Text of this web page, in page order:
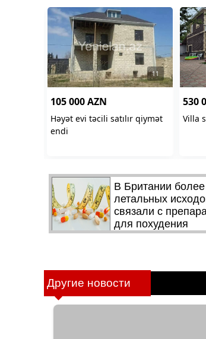
Другие новости